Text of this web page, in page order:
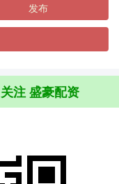
发布
关注 盛豪配资